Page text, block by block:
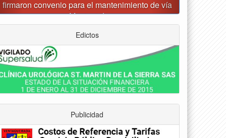
Edictos
Publicidad